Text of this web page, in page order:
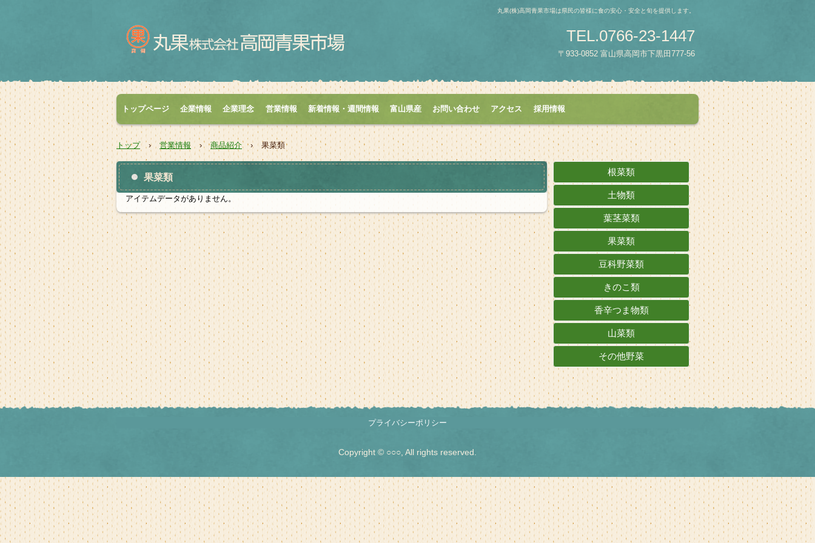
丸果(株)高岡青果市場は県民の皆様に食の安心・安全と旬を提供します。
TEL.0766-23-1447
〒933-0852 富山県高岡市下黒田777-56
トップページ 企業情報 企業理念 営業情報 新着情報・週間情報 富山県産 お問い合わせ アクセス 採用情報
トップ › 営業情報 › 商品紹介 › 果菜類
果菜類
アイテムデータがありません。
根菜類
土物類
葉茎菜類
果菜類
豆科野菜類
きのこ類
香辛つま物類
山菜類
その他野菜
プライバシーポリシー
Copyright © ○○○, All rights reserved.